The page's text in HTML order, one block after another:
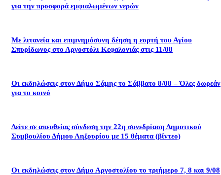
για την προσφορά εμφιαλωμένων νερών
Με λιτανεία και επιμνημόσυνη δέηση η εορτή του Αγίου
Σπυρίδωνος στο Αργοστόλι Κεφαλονιάς στις 11/08
Οι εκδηλώσεις στον Δήμο Σάμης το Σάββατο 8/08 – Όλες δωρεάν
για το κοινό
Δείτε σε απευθείας σύνδεση την 22η συνεδρίαση Δημοτικού
Συμβουλίου Δήμου Ληξουρίου με 15 θέματα (βίντεο)
Οι εκδηλώσεις στον Δήμο Αργοστολίου το τριήμερο 7, 8 και 9/08